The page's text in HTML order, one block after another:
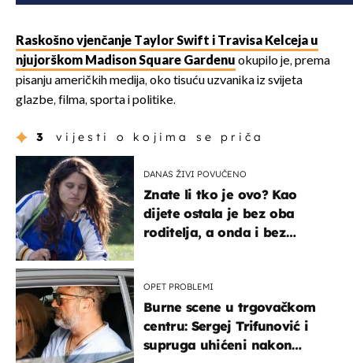
Raskošno vjenčanje Taylor Swift i Travisa Kelceja u
njujorškom Madison Square Gardenu okupilo je, prema
pisanju američkih medija, oko tisuću uzvanika iz svijeta
glazbe, filma, sporta i politike.
3 vijesti o kojima se priča
DANAS ŽIVI POVUČENO
Znate li tko je ovo? Kao
dijete ostala je bez oba
roditelja, a onda i bez
OPET PROBLEMI
Burne scene u trgovačkom
centru: Sergej Trifunović i
supruga uhićeni nakon